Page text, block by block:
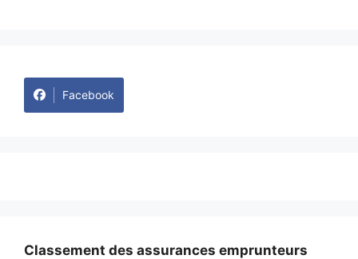
Facebook
Classement des assurances emprunteurs